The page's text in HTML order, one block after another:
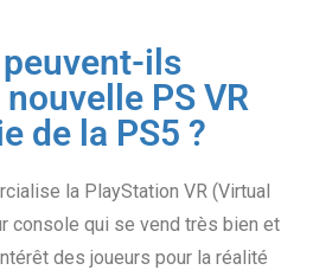
ils
PS VR
de la PS5 ?
la PlayStation VR (Virtual
console qui se vend très bien et
des joueurs pour la réalité